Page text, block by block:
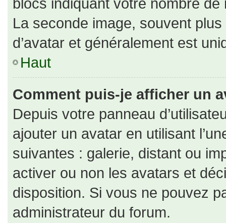
La seconde image, souvent
d’avatar et généralement est
Haut
Comment puis-je afficher un
Depuis votre panneau
ajouter un avatar en utilisant
suivantes : galerie, distant ou
activer ou non les avatars et
disposition. Si vous ne pouvez
administrateur du forum.